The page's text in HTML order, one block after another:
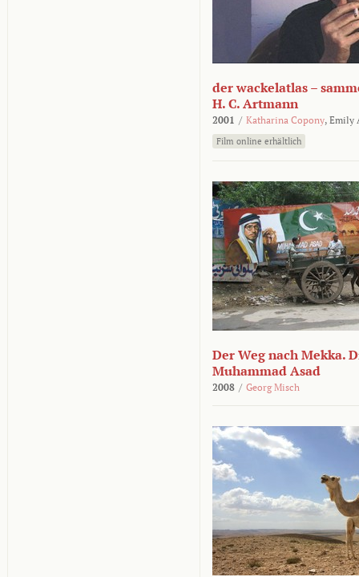
der wackelatlas –
H. C. Artmann
2001 / Katharina Copony, Emily
Film online erhältlich
Der Weg nach Mekka.
Muhammad Asad
2008 / Georg Misch